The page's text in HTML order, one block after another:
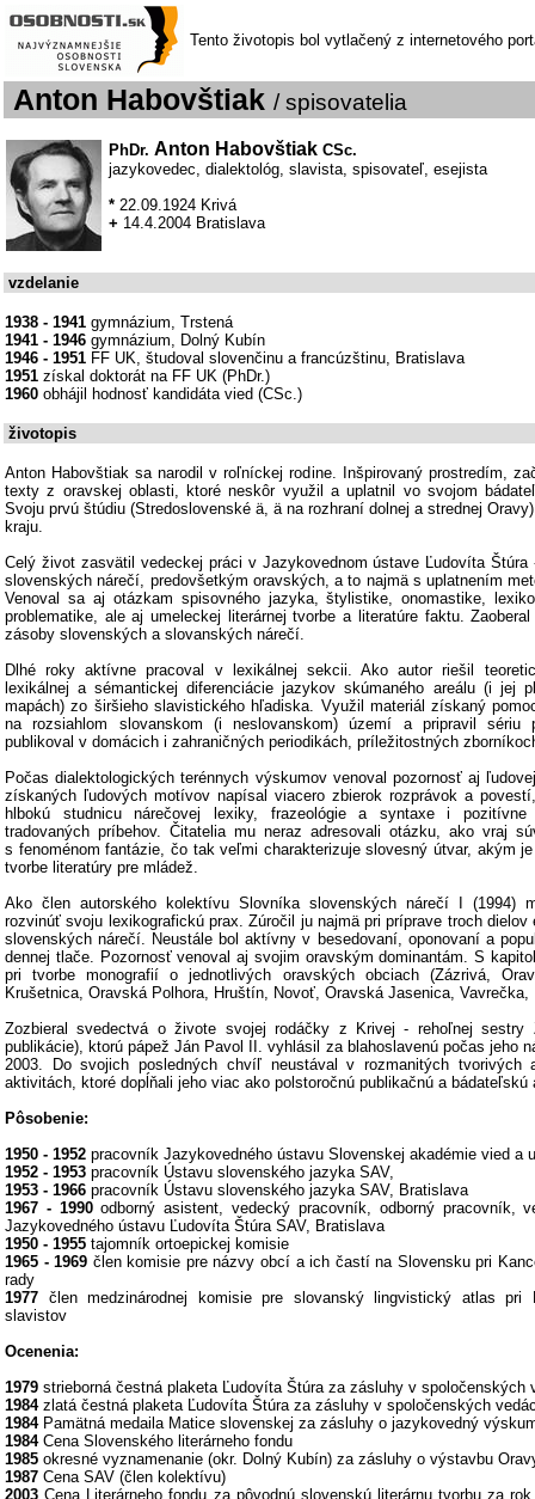
Tento životopis bol vytlačený z internetového
Anton Habovštiak / spisovatelia
PhDr. Anton Habovštiak CSc.
jazykovedec, dialektológ, slavista, spisovateľ, esejista
* 22.09.1924 Krivá
+ 14.4.2004 Bratislava
vzdelanie
1938 - 1941 gymnázium, Trstená
1941 - 1946 gymnázium, Dolný Kubín
1946 - 1951 FF UK, študoval slovenčinu a francúzštinu, Bratislava
1951 získal doktorát na FF UK (PhDr.)
1960 obhájil hodnosť kandidáta vied (CSc.)
životopis
Anton Habovštiak sa narodil v roľníckej rodine. Inšpirovaný prostredím,
texty z oravskej oblasti, ktoré neskôr využil a uplatnil vo svojom
Svoju prvú štúdiu (Stredoslovenské ä, ä na rozhraní dolnej a strednej
kraju.
Celý život zasvätil vedeckej práci v Jazykovednom ústave Ľudovíta
slovenských nárečí, predovšetkým oravských, a to najmä s uplatnením
Venoval sa aj otázkam spisovného jazyka, štylistike, onomastike,
problematike, ale aj umeleckej literárnej tvorbe a literatúre faktu.
zásoby slovenských a slovanských nárečí.
Dlhé roky aktívne pracoval v lexikálnej sekcii. Ako autor riešil
lexikálnej a sémantickej diferenciácie jazykov skúmaného areálu (i jej
mapách) zo širšieho slavistického hľadiska. Využil materiál získaný
na rozsiahlom slovanskom (i neslovanskom) území a pripravil sériu
publikoval v domácich i zahraničných periodikách, príležitostných
Počas dialektologických terénnych výskumov venoval pozornosť aj
získaných ľudových motívov napísal viacero zbierok rozprávok a
hlbokú studnicu nárečovej lexiky, frazeológie a syntaxe i
tradovaných príbehov. Čitatelia mu neraz adresovali otázku, ako vraj
s fenoménom fantázie, čo tak veľmi charakterizuje slovesný útvar, akým
tvorbe literatúry pre mládež.
Ako člen autorského kolektívu Slovníka slovenských nárečí I (1994)
rozvinúť svoju lexikografickú prax. Zúročil ju najmä pri príprave troch
slovenských nárečí. Neustále bol aktívny v besedovaní, oponovaní a
dennej tlače. Pozornosť venoval aj svojim oravským dominantám. S
pri tvorbe monografií o jednotlivých oravských obciach (Zázrivá,
Krušetnica, Oravská Polhora, Hruštín, Novoť, Oravská Jasenica, Vavrečka,
Zozbieral svedectvá o živote svojej rodáčky z Krivej - rehoľnej sestry
publikácie), ktorú pápež Ján Pavol II. vyhlásil za blahoslavenú počas jeho
2003. Do svojich posledných chvíľ neustával v rozmanitých tvorivých
aktivitách, ktoré dopĺňali jeho viac ako polstoročnú publikačnú a bádateľskú
Pôsobenie:
1950 - 1952 pracovník Jazykovedného ústavu Slovenskej akadémie vied a
1952 - 1953 pracovník Ústavu slovenského jazyka SAV,
1953 - 1966 pracovník Ústavu slovenského jazyka SAV, Bratislava
1967 - 1990odborný asistent, vedecký pracovník, odborný pracovník,
Jazykovedného ústavu Ľudovíta Štúra SAV, Bratislava
1950 - 1955 tajomník ortoepickej komisie
1965 - 1969 člen komisie pre názvy obcí a ich častí na Slovensku pri
rady
1977 člen medzinárodnej komisie pre slovanský lingvistický atlas pri
slavistov
Ocenenia:
1979 strieborná čestná plaketa Ľudovíta Štúra za zásluhy v spoločenských
1984zlatá čestná plaketa Ľudovíta Štúra za zásluhy v spoločenských
1984Pamätná medaila Matice slovenskej za zásluhy o jazykovedný
1984Cena Slovenského literárneho fondu
1985 okresné vyznamenanie (okr. Dolný Kubín) za zásluhy o výstavbu
1987 Cena SAV (člen kolektívu)
2003 Cena Literárneho fondu za pôvodnú slovenskú literárnu tvorbu za